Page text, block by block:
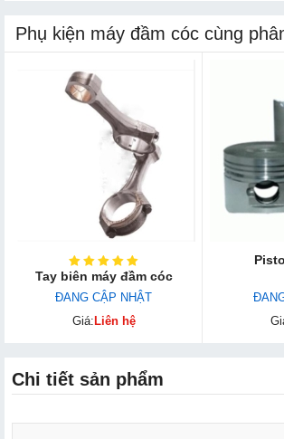
Phụ kiện máy đầm cóc cùng
Tay biên máy đầm cóc
ĐANG CẬP NHẬT
Giá: Liên hệ
Chi tiết sản phẩm